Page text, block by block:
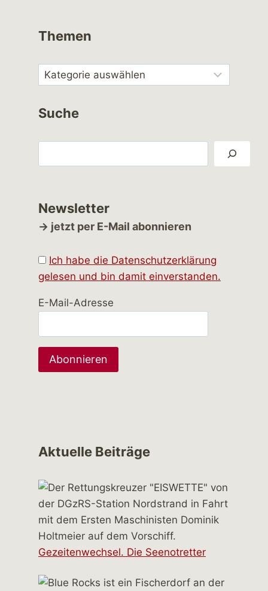
Themen
Suche
Newsletter
→ jetzt per E-Mail abonnieren
Ich habe die Datenschutzerklärung
gelesen und bin damit einverstanden.
E-Mail-Adresse
Aktuelle Beiträge
Gezeitenwechsel. Die Seenotretter